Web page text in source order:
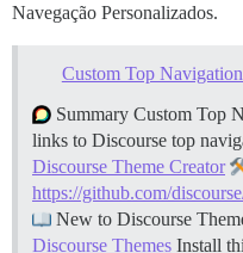
Navegação Personalizados.
Custom Top
Summary Custom Top
links to Discourse top
Discourse Theme Creator
https://github.com/
New to Discourse
Discourse Themes Install